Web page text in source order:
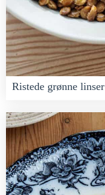
Ristede grønne linser